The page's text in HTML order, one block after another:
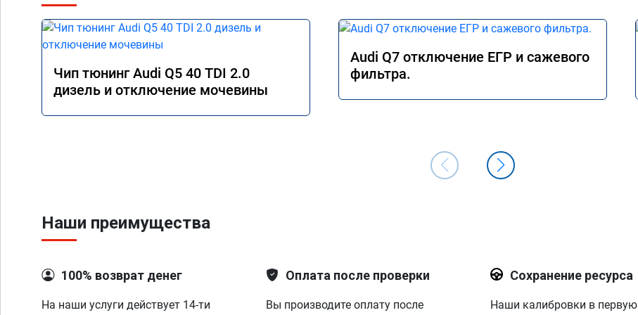
Чип тюнинг Audi Q5 40 TDI 2.0
дизель и отключение мочевины
Audi Q7 отключение ЕГР и сажевого
фильтра.
Наши преимущества
100% возврат денег
На наши услуги действует 14-ти
Оплата после проверки
Вы производите оплату после
Сохранение ресурса
Наши калибровки в первую